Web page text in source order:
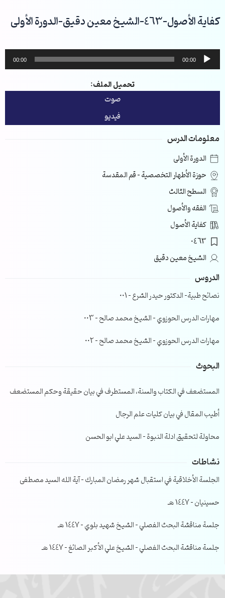
إلى
المحتوى
كفاية الأصول-463-الشيخ معين دقيق-الدورة الأولى
مشغل
الصوت
00:00
00:00
تحميل الملف:
صوت
فيديو
معلومات الدرس
الدورة الأولى
حوزة الأطهار التخصصية – قم المقدسة
السطح الثالث
الفقه والأصول
كفاية الأصول
0463
الشيخ معين دقيق
الدروس
نصائح طبية- الدكتور حيدر الشرع – 001
مهارات الدرس الحوزوي – الشيخ محمد صالح – 003
مهارات الدرس الحوزوي – الشيخ محمد صالح – 002
البحوث
المستضعف في الكتاب والسنة، المستطرف في بيان حقيقة وحكم المستضعف
أطيب المقال في بيان كليات علم الرجال
محاولة لتحقيق ادلة النبوة – السيد علي ابو الحسن
نشاطات
الجلسة الأخلاقية في استقبال شهر رمضان المبارك – آية الله السيد مصطفى
حسينيان – 1447 هـ
جلسة مناقشة البحث الفصلي – الشيخ شهيد بلوي – 1447 هـ
جلسة مناقشة البحث الفصلي – الشيخ علي الأكبر الصائغ – 1447 هـ